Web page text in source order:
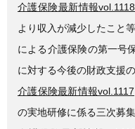
介護保険最新情報vol.1118
より収入が減少したこと等
による介護保険の第一号
に対する今後の財政支援
介護保険最新情報vol.1117
の実地研修に係る三次募